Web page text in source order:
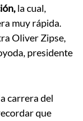
la cual,
muy rápida.
Oliver Zipse,
presidente
carrera del
que